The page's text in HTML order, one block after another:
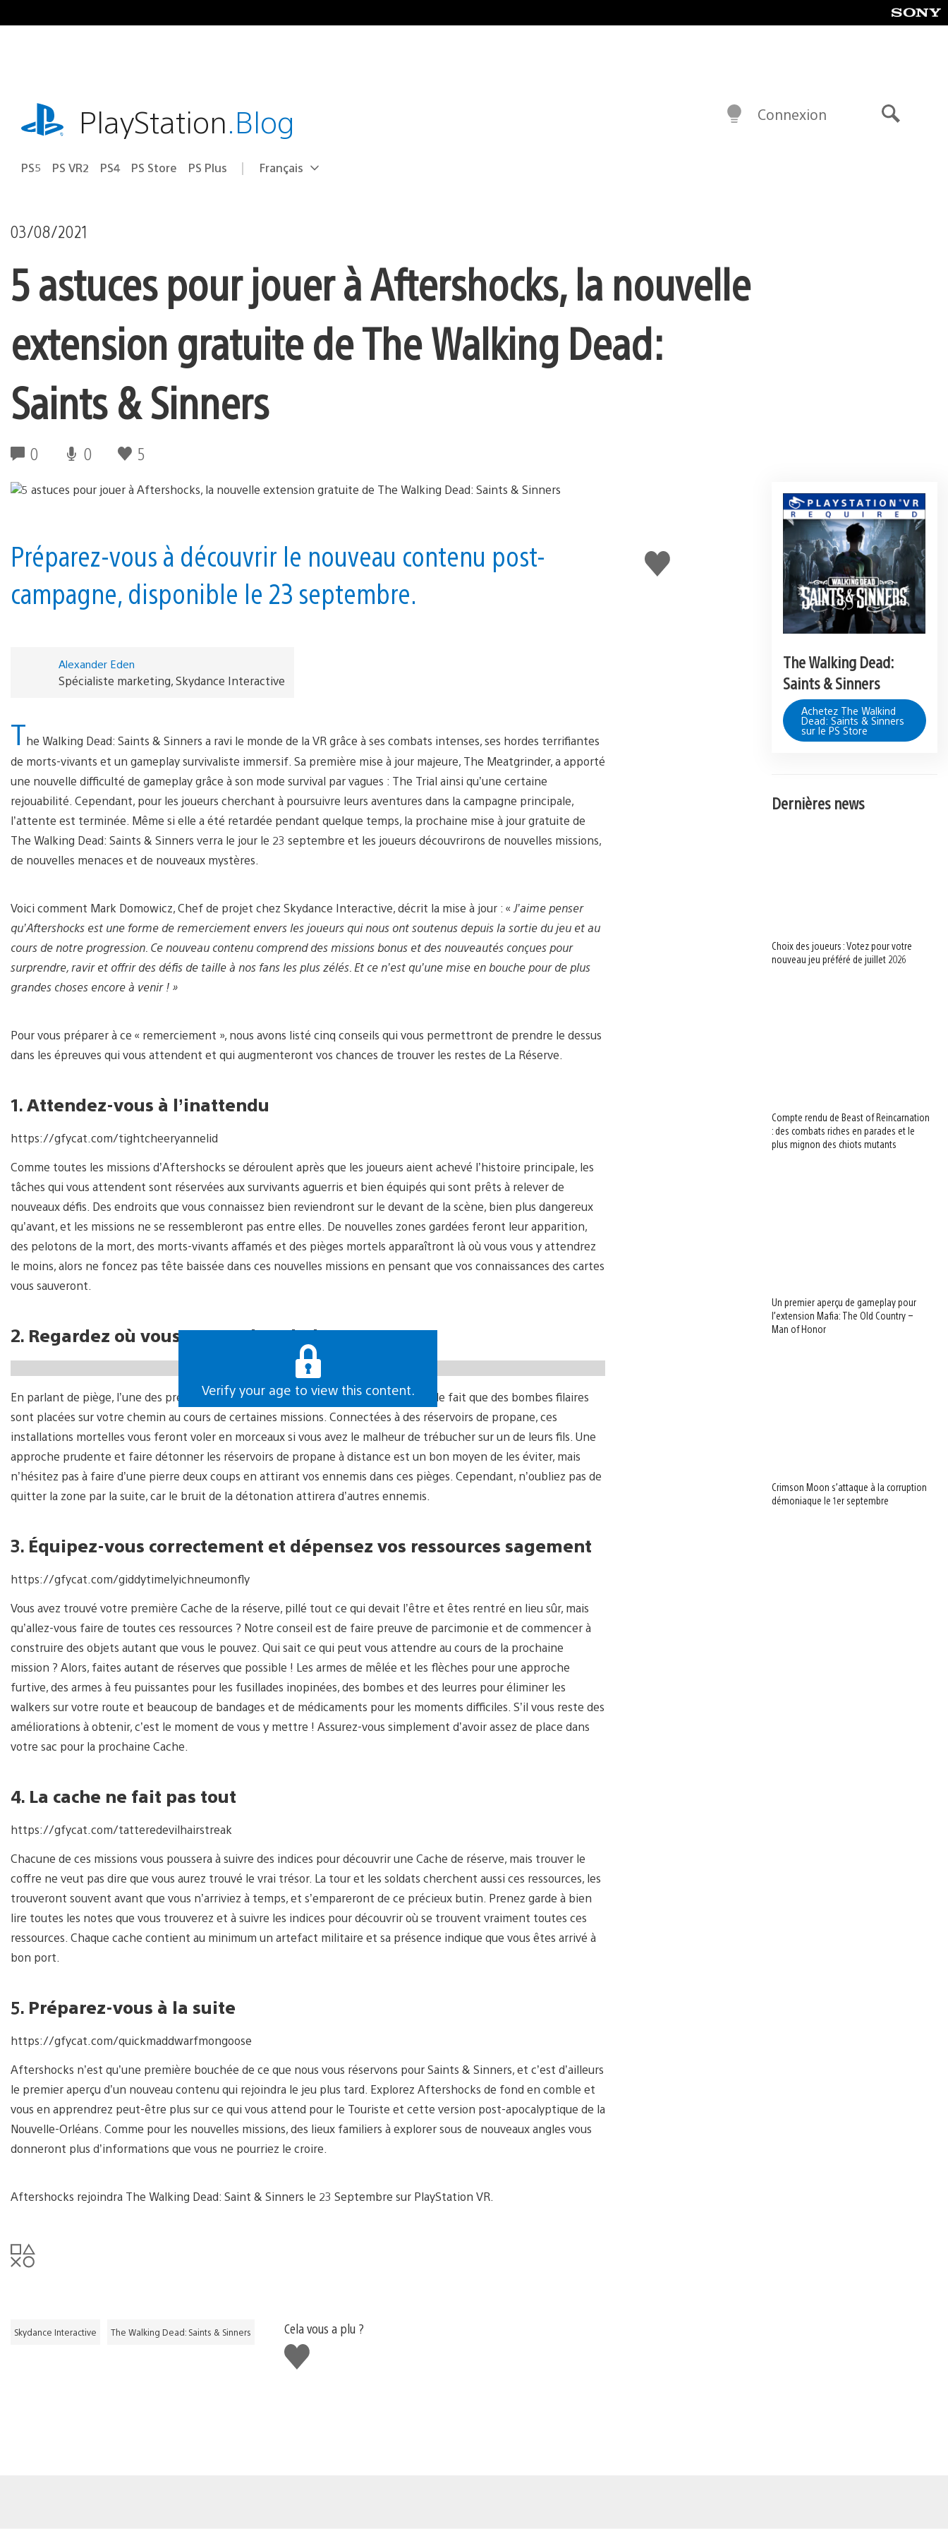
au
playstation.comPlayStation.Blog
PS5 PS VR2 PS4 PS Store PS Plus Choisir
Région
Français
Connexion
03/08/2021
5 astuces pour jouer à Aftershocks, la nouvelle
extension gratuite de The Walking Dead:
Saints & Sinners
0 0 5
J'aime
Préparez-vous à découvrir le nouveau contenu post-
campagne, disponible le 23 septembre.
Alexander Eden
Spécialiste marketing, Skydance Interactive
The Walking Dead: Saints & Sinners a ravi le monde de la VR grâce à ses combats intenses, ses hordes terrifiantes
de morts-vivants et un gameplay survivaliste immersif. Sa première mise à jour majeure, The Meatgrinder, a apporté
une nouvelle difficulté de gameplay grâce à son mode survival par vagues : The Trial ainsi qu’une certaine
rejouabilité. Cependant, pour les joueurs cherchant à poursuivre leurs aventures dans la campagne principale,
l’attente est terminée. Même si elle a été retardée pendant quelque temps, la prochaine mise à jour gratuite de
The Walking Dead: Saints & Sinners verra le jour le 23 septembre et les joueurs découvrirons de nouvelles missions,
de nouvelles menaces et de nouveaux mystères.
Voici comment Mark Domowicz, Chef de projet chez Skydance Interactive, décrit la mise à jour : « J’aime penser
qu’Aftershocks est une forme de remerciement envers les joueurs qui nous ont soutenus depuis la sortie du jeu et au
cours de notre progression. Ce nouveau contenu comprend des missions bonus et des nouveautés conçues pour
surprendre, ravir et offrir des défis de taille à nos fans les plus zélés. Et ce n’est qu’une mise en bouche pour de plus
grandes choses encore à venir ! »
Pour vous préparer à ce « remerciement », nous avons listé cinq conseils qui vous permettront de prendre le dessus
dans les épreuves qui vous attendent et qui augmenteront vos chances de trouver les restes de La Réserve.
1.Attendez-vous à l’inattendu
https://gfycat.com/tightcheeryannelid
Comme toutes les missions d’Aftershocks se déroulent après que les joueurs aient achevé l’histoire principale, les
tâches qui vous attendent sont réservées aux survivants aguerris et bien équipés qui sont prêts à relever de
nouveaux défis. Des endroits que vous connaissez bien reviendront sur le devant de la scène, bien plus dangereux
qu’avant, et les missions ne se ressembleront pas entre elles. De nouvelles zones gardées feront leur apparition,
des pelotons de la mort, des morts-vivants affamés et des pièges mortels apparaîtront là où vous vous y attendrez
le moins, alors ne foncez pas tête baissée dans ces nouvelles missions en pensant que vos connaissances des cartes
vous sauveront.
2. Regardez où vous mettez les pieds
Verify your age to view this content.
En parlant de piège, l’une des premières nouveautés qu’il vous faudra redouter est le fait que des bombes filaires
sont placées sur votre chemin au cours de certaines missions. Connectées à des réservoirs de propane, ces
installations mortelles vous feront voler en morceaux si vous avez le malheur de trébucher sur un de leurs fils. Une
approche prudente et faire détonner les réservoirs de propane à distance est un bon moyen de les éviter, mais
n’hésitez pas à faire d’une pierre deux coups en attirant vos ennemis dans ces pièges. Cependant, n’oubliez pas de
quitter la zone par la suite, car le bruit de la détonation attirera d’autres ennemis.
3. Équipez-vous correctement et dépensez vos ressources sagement
https://gfycat.com/giddytimelyichneumonfly
Vous avez trouvé votre première Cache de la réserve, pillé tout ce qui devait l’être et êtes rentré en lieu sûr, mais
qu’allez-vous faire de toutes ces ressources ? Notre conseil est de faire preuve de parcimonie et de commencer à
construire des objets autant que vous le pouvez. Qui sait ce qui peut vous attendre au cours de la prochaine
mission ? Alors, faites autant de réserves que possible ! Les armes de mêlée et les flèches pour une approche
furtive, des armes à feu puissantes pour les fusillades inopinées, des bombes et des leurres pour éliminer les
walkers sur votre route et beaucoup de bandages et de médicaments pour les moments difficiles. S’il vous reste des
améliorations à obtenir, c’est le moment de vous y mettre ! Assurez-vous simplement d’avoir assez de place dans
votre sac pour la prochaine Cache.
4. La cache ne fait pas tout
https://gfycat.com/tatteredevilhairstreak
Chacune de ces missions vous poussera à suivre des indices pour découvrir une Cache de réserve, mais trouver le
coffre ne veut pas dire que vous aurez trouvé le vrai trésor. La tour et les soldats cherchent aussi ces ressources, les
trouveront souvent avant que vous n’arriviez à temps, et s’empareront de ce précieux butin. Prenez garde à bien
lire toutes les notes que vous trouverez et à suivre les indices pour découvrir où se trouvent vraiment toutes ces
ressources. Chaque cache contient au minimum un artefact militaire et sa présence indique que vous êtes arrivé à
bon port.
5. Préparez-vous à la suite
https://gfycat.com/quickmaddwarfmongoose
Aftershocks n’est qu’une première bouchée de ce que nous vous réservons pour Saints & Sinners, et c’est d’ailleurs
le premier aperçu d’un nouveau contenu qui rejoindra le jeu plus tard. Explorez Aftershocks de fond en comble et
vous en apprendrez peut-être plus sur ce qui vous attend pour le Touriste et cette version post-apocalyptique de la
Nouvelle-Orléans. Comme pour les nouvelles missions, des lieux familiers à explorer sous de nouveaux angles vous
donneront plus d’informations que vous ne pourriez le croire.
Aftershocks rejoindra The Walking Dead: Saint & Sinners le 23 Septembre sur PlayStation VR.
Skydance Interactive The Walking Dead: Saints & Sinners
Cela vous a plu ?
J'aime
The Walking Dead:
Saints & Sinners
Achetez The Walkind
Dead: Saints & Sinners
sur le PS Store
Dernières news
Choix des joueurs : Votez pour votre
nouveau jeu préféré de juillet 2026
Compte rendu de Beast of Reincarnation
: des combats riches en parades et le
plus mignon des chiots mutants
Un premier aperçu de gameplay pour
l’extension Mafia: The Old Country –
Man of Honor
Crimson Moon s’attaque à la corruption
démoniaque le 1er septembre